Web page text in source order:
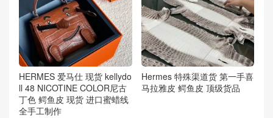
HERMES 爱马仕 现货 kellydo
ll 48 NICOTINE COLOR尼古
丁色 鳄鱼皮 现货 进口蜜蜡线
全手工制作
Hermes 特殊渠道货 第一手喜
马拉雅皮 鳄鱼皮 顶级货品